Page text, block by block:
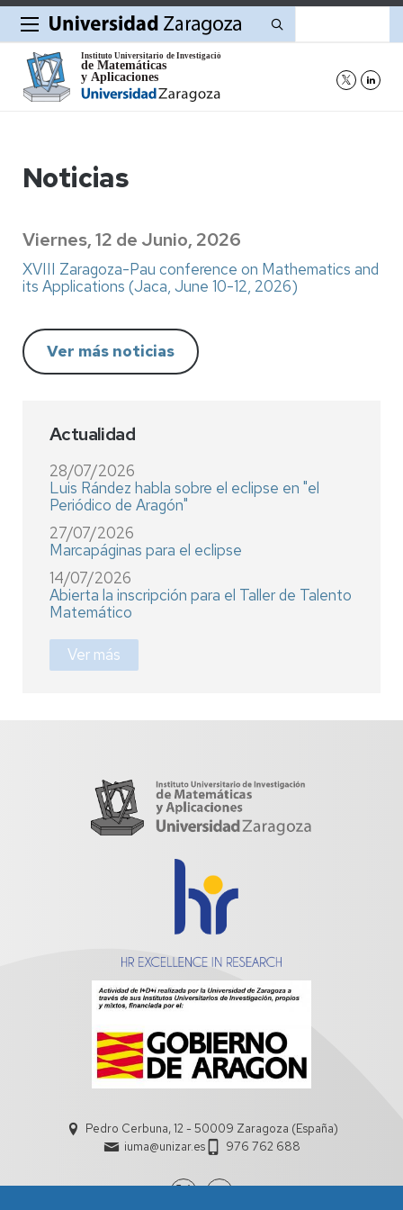
Noticias
Viernes, 12 de Junio, 2026
XVIII Zaragoza-Pau conference on Mathematics and
its Applications (Jaca, June 10-12, 2026)
Ver más noticias
Actualidad
28/07/2026
Luis Rández habla sobre el eclipse en "el
Periódico de Aragón"
27/07/2026
Marcapáginas para el eclipse
14/07/2026
Abierta la inscripción para el Taller de Talento
Matemático
Ver más
Pedro Cerbuna, 12 - 50009 Zaragoza (España)
iuma@unizar.es
976 762 688